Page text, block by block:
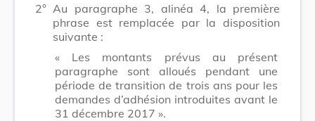
2° Au paragraphe 3, alinéa 4, la première
phrase est remplacée par la disposition
suivante :
« Les montants prévus au présent
paragraphe sont alloués pendant une
période de transition de trois ans pour les
demandes d’adhésion introduites avant le
31 décembre 2017 ».